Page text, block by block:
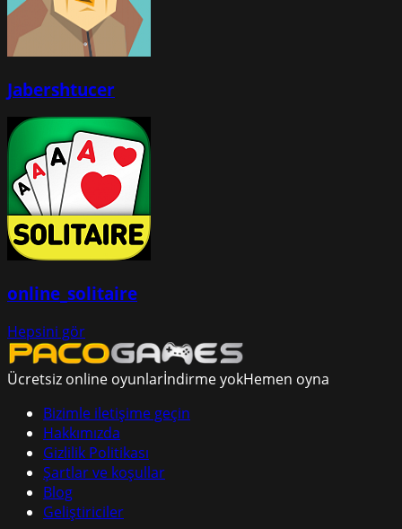
Jabershtucer
online_solitaire
Hepsini gör
Ücretsiz online oyunlarİndirme yokHemen oyna
Bizimle iletişime geçin
Hakkımızda
Gizlilik Politikası
Şartlar ve koşullar
Blog
Geliştiriciler